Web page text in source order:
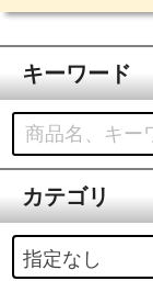
キーワード
カテゴリ
指定なし